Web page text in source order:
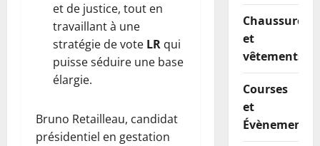
et de justice, tout en
travaillant à une
stratégie de vote LR qui
puisse séduire une base
élargie.
Bruno Retailleau, candidat
présidentiel en gestation
Chaussures
et
vêtements
Courses
et
Évènements